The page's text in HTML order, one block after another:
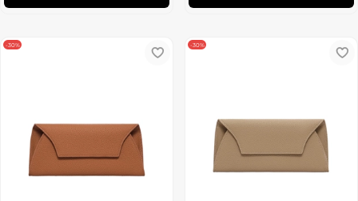
-30% -30%